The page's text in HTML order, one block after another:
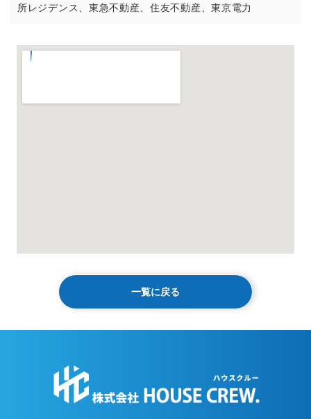
所レジデンス、東急不動産、住友不動産、東京電力
一覧に戻る